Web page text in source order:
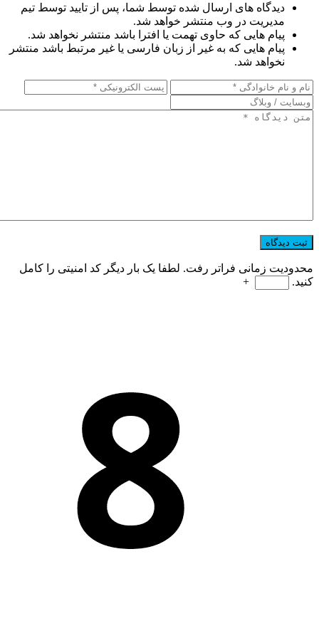
دیدگاه های ارسال شده توسط شما، پس از تایید توسط تیم
مدیریت در وب منتشر خواهد شد.
پیام هایی که حاوی تهمت یا افترا باشد منتشر نخواهد شد.
پیام هایی که به غیر از زبان فارسی یا غیر مرتبط باشد منتشر
نخواهد شد.
محدودیت زمانی فراتر رفت. لطفا یک بار دیگر کد امنیتی را کامل
کنید.
+